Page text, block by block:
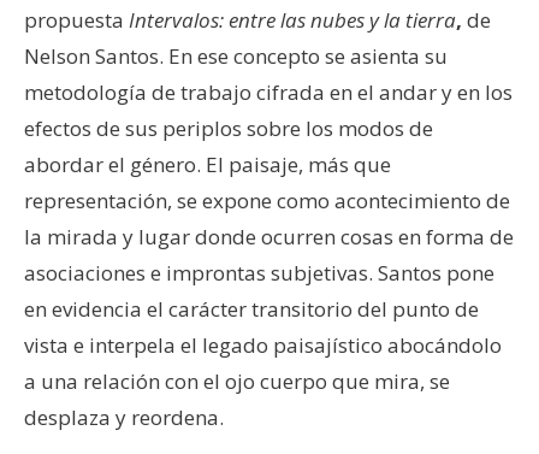
propuesta Intervalos: entre las nubes y la tierra, de
Nelson Santos. En ese concepto se asienta su
metodología de trabajo cifrada en el andar y en los
efectos de sus periplos sobre los modos de
abordar el género. El paisaje, más que
representación, se expone como acontecimiento de
la mirada y lugar donde ocurren cosas en forma de
asociaciones e improntas subjetivas. Santos pone
en evidencia el carácter transitorio del punto de
vista e interpela el legado paisajístico abocándolo
a una relación con el ojo cuerpo que mira, se
desplaza y reordena.